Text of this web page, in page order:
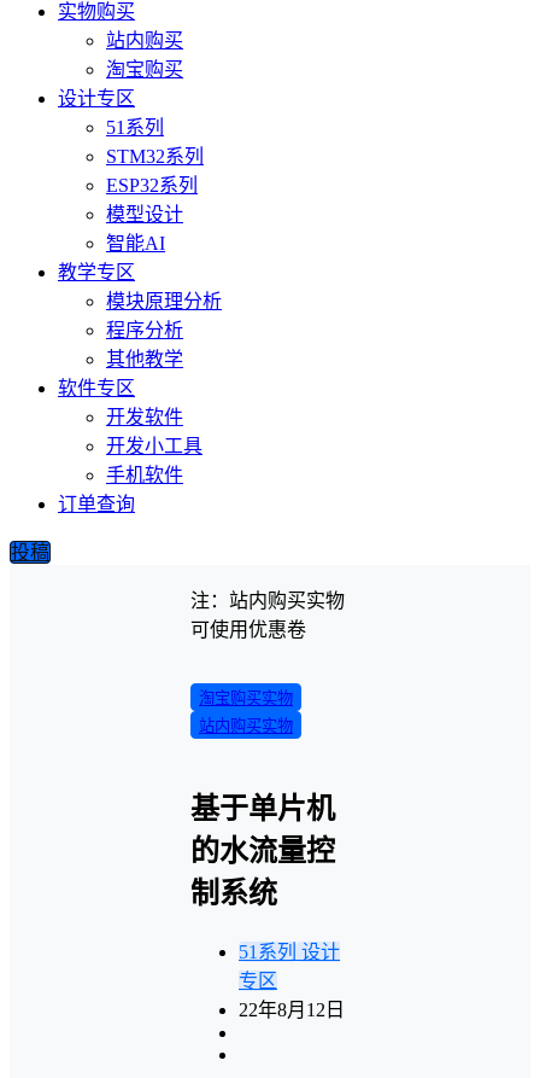
实物购买
站内购买
淘宝购买
设计专区
51系列
STM32系列
ESP32系列
模型设计
智能AI
教学专区
模块原理分析
程序分析
其他教学
软件专区
开发软件
开发小工具
手机软件
订单查询
投稿
注：站内购买实物
可使用优惠卷
淘宝购买实物
站内购买实物
基于单片机
的水流量控
制系统
51系列 设计
专区
22年8月12日